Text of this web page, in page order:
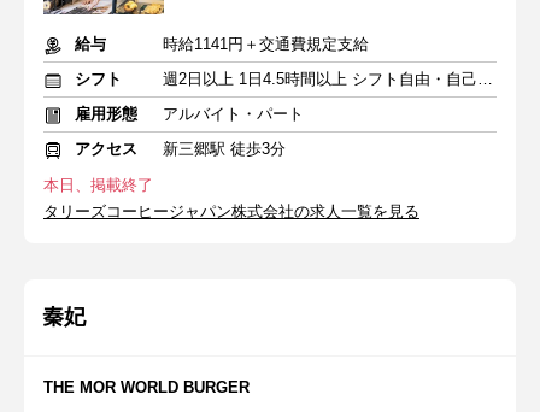
給与
時給1141円＋交通費規定支給
シフト
週2日以上 1日4.5時間以上 シフト自由・自己申告
雇用形態
アルバイト・パート
アクセス
新三郷駅 徒歩3分
本日、掲載終了
タリーズコーヒージャパン株式会社の求人一覧を見る
秦妃
THE MOR WORLD BURGER